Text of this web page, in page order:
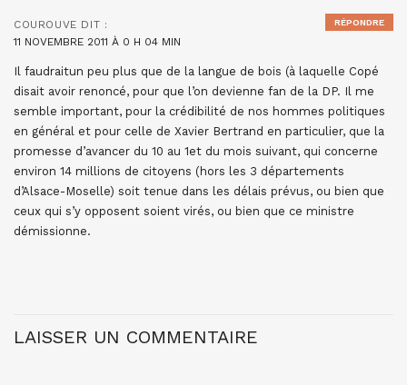
COUROUVE DIT :
11 NOVEMBRE 2011 À 0 H 04 MIN
Il faudraitun peu plus que de la langue de bois (à laquelle Copé
disait avoir renoncé, pour que l’on devienne fan de la DP. Il me
semble important, pour la crédibilité de nos hommes politiques
en général et pour celle de Xavier Bertrand en particulier, que la
promesse d’avancer du 10 au 1et du mois suivant, qui concerne
environ 14 millions de citoyens (hors les 3 départements
d’Alsace-Moselle) soit tenue dans les délais prévus, ou bien que
ceux qui s’y opposent soient virés, ou bien que ce ministre
démissionne.
RÉPONDRE
LAISSER UN COMMENTAIRE